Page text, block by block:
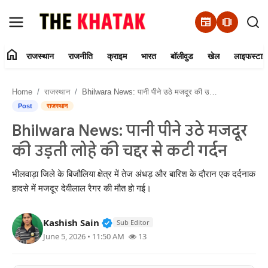
newspaper amp_stories
Contact Us
राजस्थान
क्राइम
भारत
home राजस्थान राजनीति क्राइम भारत बॉलीवुड खेल
Home राजस्थान Bhilwara News: पानी पीने उठे मजदूर की उड़ती लोहे की चद्दर से कटी गर्दन
Post राजस्थान
Bhilwara News: पानी पीने उठे मजदूर
की उड़ती लोहे की चद्दर से कटी गर्दन
भीलवाड़ा जिले के बिजौलिया क्षेत्र में तेज अंधड़ और बारिश के दौरान एक दर्दनाक
हादसे में मजदूर देवीलाल रैगर की मौत हो गई।
Kashish Sain Verified Public Figure • 11 Jun,
Sub Editor
June 5, 2026 • 11:50 AM 13